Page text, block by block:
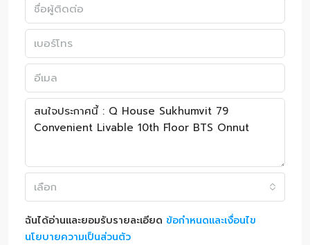
เลือก
ฉันได้อ่านและยอมรับรายละเอียด ข้อกำหนดและเงื่อนไข
นโยบายความเป็นส่วนตัว